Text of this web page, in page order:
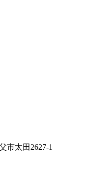
市太田2627-1